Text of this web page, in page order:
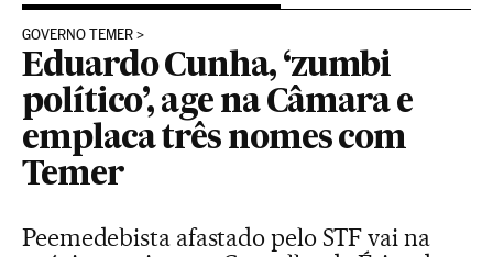
GOVERNO TEMER
Eduardo Cunha, ‘zumbi
político’, age na Câmara e
emplaca três nomes com
Temer
Peemedebista afastado pelo STF vai na